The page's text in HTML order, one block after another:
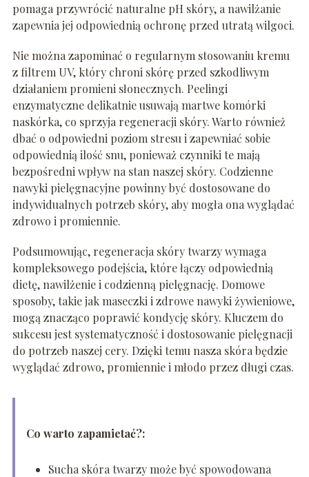
pomaga przywrócić naturalne pH skóry, a nawilżanie
zapewnia jej odpowiednią ochronę przed utratą wilgoci.
Nie można zapominać o regularnym stosowaniu kremu
z filtrem UV, który chroni skórę przed szkodliwym
działaniem promieni słonecznych. Peelingi
enzymatyczne delikatnie usuwają martwe komórki
naskórka, co sprzyja regeneracji skóry. Warto również
dbać o odpowiedni poziom stresu i zapewniać sobie
odpowiednią ilość snu, ponieważ czynniki te mają
bezpośredni wpływ na stan naszej skóry. Codzienne
nawyki pielęgnacyjne powinny być dostosowane do
indywidualnych potrzeb skóry, aby mogła ona wyglądać
zdrowo i promiennie.
Podsumowując, regeneracja skóry twarzy wymaga
kompleksowego podejścia, które łączy odpowiednią
dietę, nawilżenie i codzienną pielęgnację. Domowe
sposoby, takie jak maseczki i zdrowe nawyki żywieniowe,
mogą znacząco poprawić kondycję skóry. Kluczem do
sukcesu jest systematyczność i dostosowanie pielęgnacji
do potrzeb naszej cery. Dzięki temu nasza skóra będzie
wyglądać zdrowo, promiennie i młodo przez długi czas.
Co warto zapamietać?:
Sucha skóra twarzy może być spowodowana